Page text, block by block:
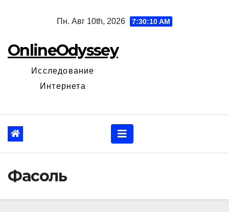
Пн. Авг 10th, 2026 7:30:11 AM
OnlineOdyssey
Исследование
Интернета
Фасоль